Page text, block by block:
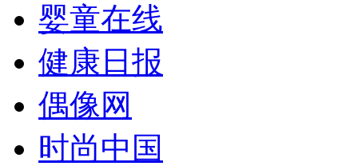
婴童在线
健康日报
偶像网
时尚中国